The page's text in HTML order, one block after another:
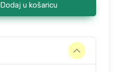
Dodaj u košaricu